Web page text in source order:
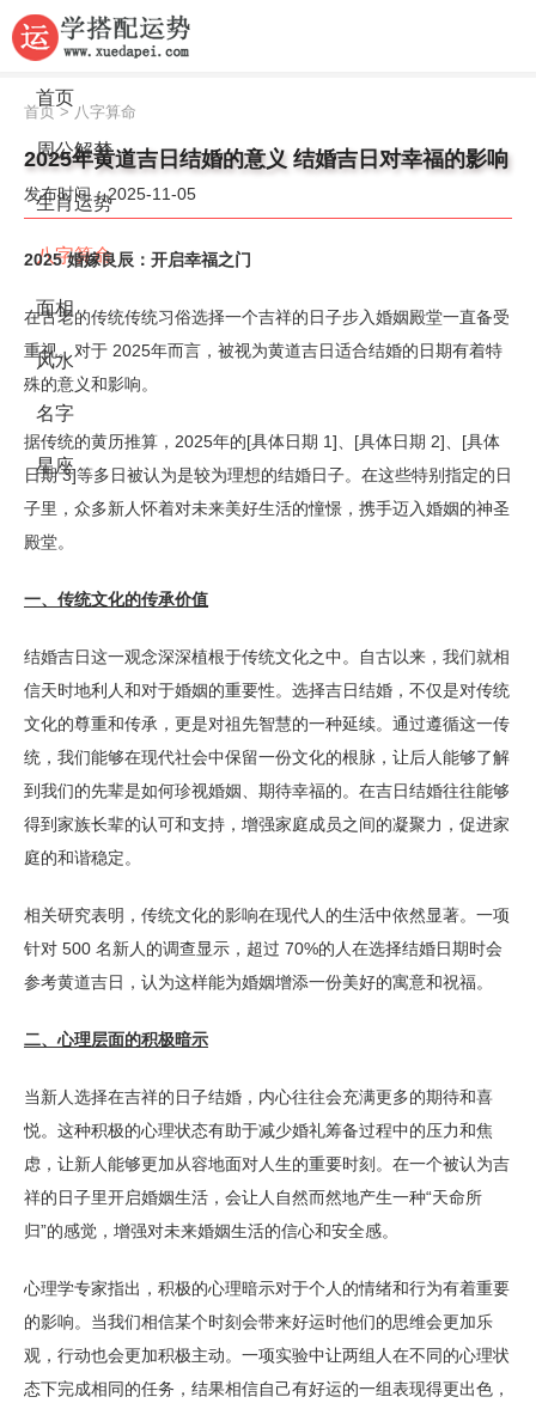
首页
周公解梦
生肖运势
八字算命
面相
风水
名字
星座
首页> 八字算命
2025年黄道吉日结婚的意义 结婚吉日对幸福的影响
发布时间：2025-11-05
2025 婚嫁良辰：开启幸福之门
在古老的传统传统习俗选择一个吉祥的日子步入婚姻殿堂一直备受
重视。对于 2025年而言，被视为黄道吉日适合结婚的日期有着特
殊的意义和影响。
据传统的黄历推算，2025年的[具体日期 1]、[具体日期 2]、[具体
日期 3]等多日被认为是较为理想的结婚日子。在这些特别指定的日
子里，众多新人怀着对未来美好生活的憧憬，携手迈入婚姻的神圣
殿堂。
一、传统文化的传承价值
结婚吉日这一观念深深植根于传统文化之中。自古以来，我们就相
信天时地利人和对于婚姻的重要性。选择吉日结婚，不仅是对传统
文化的尊重和传承，更是对祖先智慧的一种延续。通过遵循这一传
统，我们能够在现代社会中保留一份文化的根脉，让后人能够了解
到我们的先辈是如何珍视婚姻、期待幸福的。在吉日结婚往往能够
得到家族长辈的认可和支持，增强家庭成员之间的凝聚力，促进家
庭的和谐稳定。
相关研究表明，传统文化的影响在现代人的生活中依然显著。一项
针对 500 名新人的调查显示，超过 70%的人在选择结婚日期时会
参考黄道吉日，认为这样能为婚姻增添一份美好的寓意和祝福。
二、心理层面的积极暗示
当新人选择在吉祥的日子结婚，内心往往会充满更多的期待和喜
悦。这种积极的心理状态有助于减少婚礼筹备过程中的压力和焦
虑，让新人能够更加从容地面对人生的重要时刻。在一个被认为吉
祥的日子里开启婚姻生活，会让人自然而然地产生一种“天命所
归”的感觉，增强对未来婚姻生活的信心和安全感。
心理学专家指出，积极的心理暗示对于个人的情绪和行为有着重要
的影响。当我们相信某个时刻会带来好运时他们的思维会更加乐
观，行动也会更加积极主动。一项实验中让两组人在不同的心理状
态下完成相同的任务，结果相信自己有好运的一组表现得更出色，